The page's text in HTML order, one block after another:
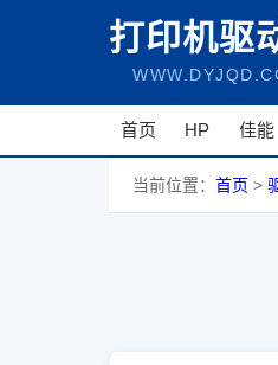
打印机驱
首页 HP 佳能
当前位置： 首页 >